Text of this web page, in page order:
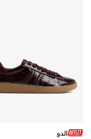
الدو